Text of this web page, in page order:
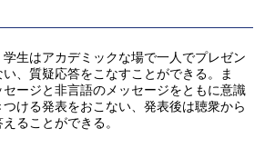
生はアカデミックな場で一人でプレゼン
、質疑応答をこなすことができる。ま
ージと非言語のメッセージをともに意識
つける発表をおこない、発表後は聴衆から
ることができる。